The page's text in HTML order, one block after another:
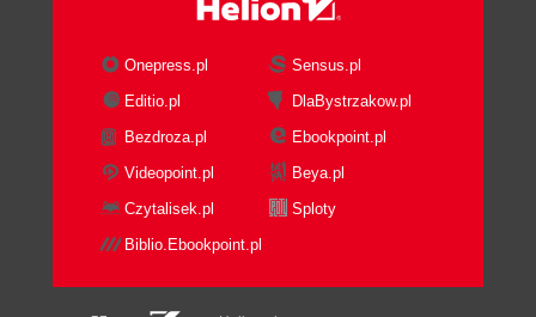
Onepress.pl
Sensus.pl
Editio.pl
DlaBystrzakow.pl
Bezdroza.pl
Ebookpoint.pl
Videopoint.pl
Beya.pl
Czytalisek.pl
Sploty
Biblio.Ebookpoint.pl